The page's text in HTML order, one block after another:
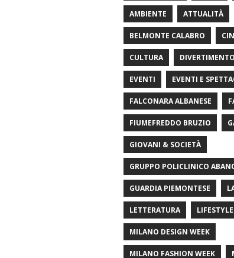
AMBIENTE ATTUALITÀ
BELMONTE CALABRO
CULTURA DIVERTIMENTO
EVENTI EVENTI E
FALCONARA ALBANESE
FIUMEFREDDO BRUZIO
GIOVANI & SOCIETÀ
GRUPPO POLICLINICO
GUARDIA PIEMONTESE
LETTERATURA LIFESTYLE
MILANO DESIGN WEEK
MILANO FASHION WEEK